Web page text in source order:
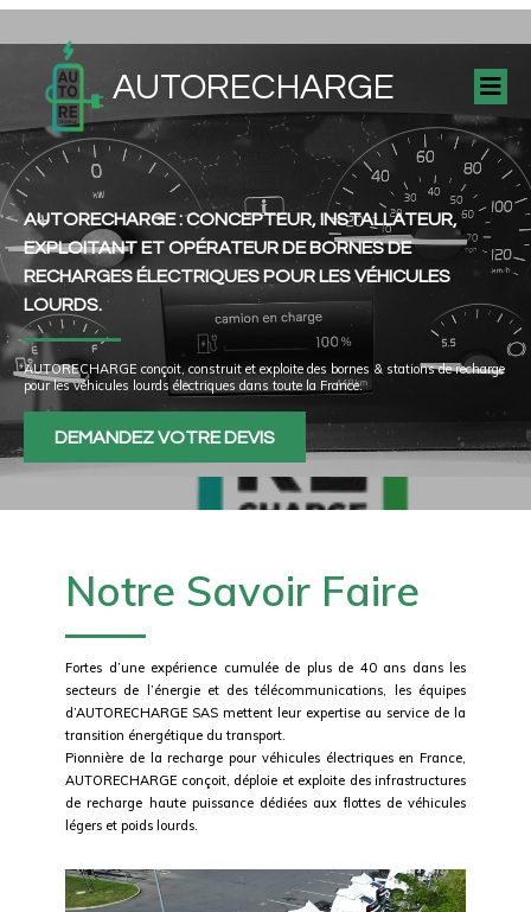
AUTORECHARGE
AUTORECHARGE : CONCEPTEUR, INSTALLATEUR,
EXPLOITANT ET OPÉRATEUR DE BORNES DE
RECHARGES ÉLECTRIQUES POUR LES VÉHICULES
LOURDS.
AUTORECHARGE conçoit, construit et exploite des bornes & stations de recharge
pour les véhicules lourds électriques dans toute la France.
DEMANDEZ VOTRE DEVIS
Notre Savoir Faire
Fortes d’une expérience cumulée de plus de 40 ans dans les
secteurs de l’énergie et des télécommunications, les équipes
d’AUTORECHARGE SAS mettent leur expertise au service de la
transition énergétique du transport.
Pionnière de la recharge pour véhicules électriques en France,
AUTORECHARGE conçoit, déploie et exploite des infrastructures
de recharge haute puissance dédiées aux flottes de véhicules
légers et poids lourds.